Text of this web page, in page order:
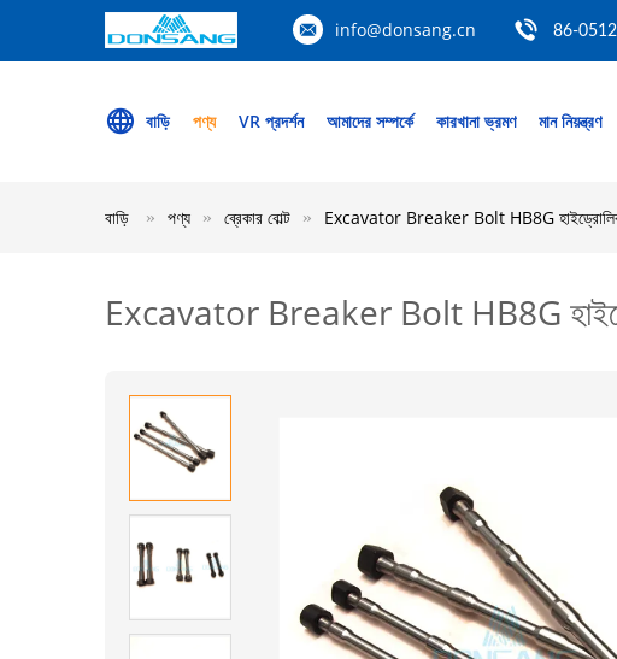
info@donsang.cn 86-
বাড়ি পণ্য VR প্রদর্শন আমাদের সম্পর্কে কারখানা ভ্রমণ মান নিয়ন্ত্রণ
বাড়ি পণ্য ব্রেকার বোল্ট Excavator Breaker Bolt HB8G হাইড্রোলিক
Excavator Breaker Bolt HB8G